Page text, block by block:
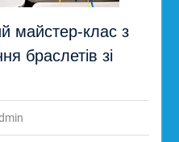
майстер-клас з
браслетів зі